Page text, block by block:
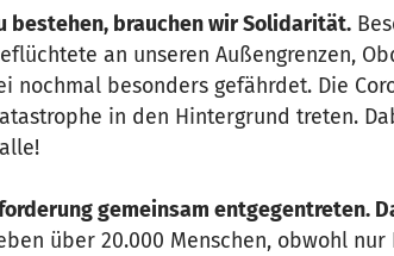
bestehen, brauchen wir Solidarität.
an unseren Außengrenzen,
nochmal besonders gefährdet. Die
in den Hintergrund treten.
gemeinsam entgegentreten.
über 20.000 Menschen, obwohl